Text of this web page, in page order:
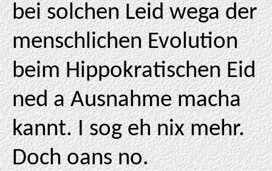
bei solchen Leid wega der
menschlichen Evolution
beim Hippokratischen Eid
ned a Ausnahme macha
kannt. I sog eh nix mehr.
Doch oans no.